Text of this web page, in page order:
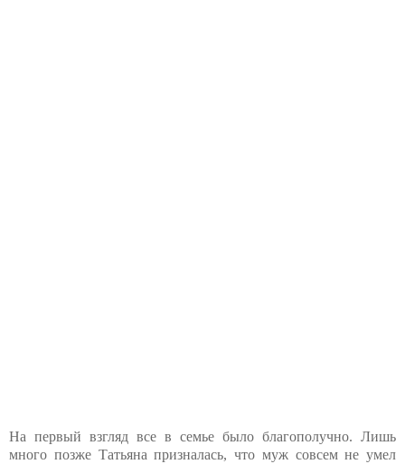
На первый взгляд все в семье было благополучно. Лишь
много позже Татьяна призналась, что муж совсем не умел